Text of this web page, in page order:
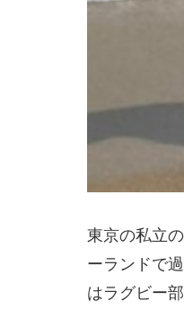
東京の私立
ーランドで
はラグビー